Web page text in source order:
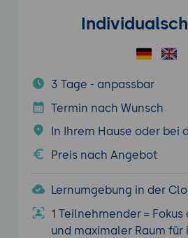
3 Tage - anpassbar
Termin nach Wunsch
In Ihrem Hause oder bei
Preis nach Angebot
Lernumgebung in der
1 Teilnehmender =
und maximaler Raum